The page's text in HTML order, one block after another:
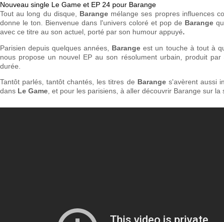
Nouveau single Le Game et EP 24 pour Barange
Tout au long du disque, Barange mélange ses propres influences
donne le ton. Bienvenue dans l'univers coloré et pop de Barange
avec ce titre au son actuel, porté par son humour appuyé.
Parisien depuis quelques années, Barange est un touche à tout à
nous propose un nouvel EP au son résolument urbain, produit
durée.
Tantôt parlés, tantôt chantés, les titres de Baranges'avèrent aussi
dans Le Game , et pour les parisiens, à aller découvrir Barange sur